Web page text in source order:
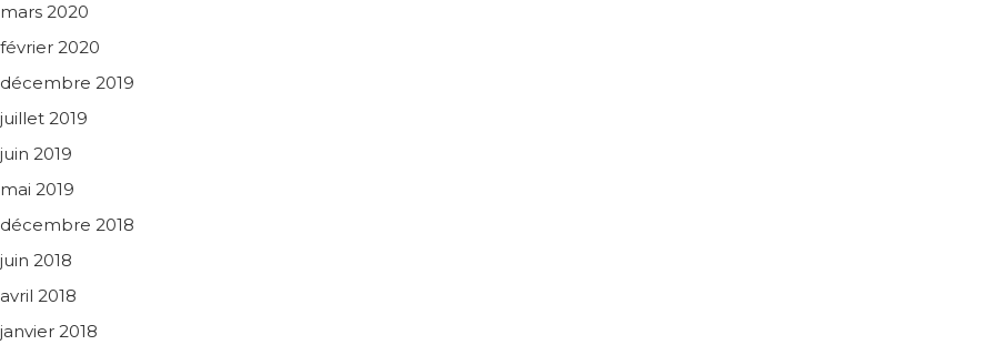
mars 2020
février 2020
décembre 2019
juillet 2019
juin 2019
mai 2019
décembre 2018
juin 2018
avril 2018
janvier 2018